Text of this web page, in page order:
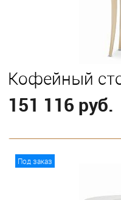
Кофейный
151 116 руб.
Под заказ